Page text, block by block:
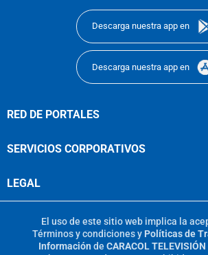
Descarga nuestra app en
Descarga nuestra app en
RED DE PORTALES
SERVICIOS CORPORATIVOS
LEGAL
El uso de este sitio web implica la
Términos y condicionesy Políticas de
Información de CARACOL TELEVISIÓN